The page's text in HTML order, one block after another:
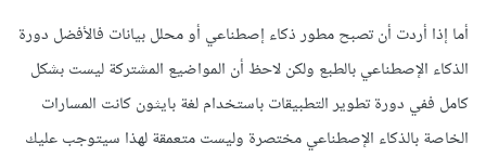
أما إذا أردت أن تصبح مطور ذكاء إصطناعي أو محلل بيانات فالأفضل دورة
الذكاء الإصطناعي بالطبع ولكن لاحظ أن المواضيع المشتركة ليست بشكل
كامل ففي دورة تطوير التطبيقات باستخدام لغة بايثون كانت المسارات
الخاصة بالذكاء الإصطناعي مختصرة وليست متعمقة لهذا سيتوجب عليك